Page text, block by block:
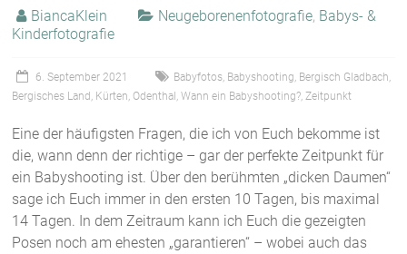
BiancaKlein Neugeborenenfotografie, Babys- &
Kinderfotografie
6. September 2021 Babyfotos, Babyshooting, Bergisch Gladbach,
Bergisches Land, Kürten, Odenthal,Wann ein Babyshooting?,Zeitpunkt
Eine der häufigsten Fragen, die ich von Euch bekomme ist
die, wann denn der richtige – gar der perfekte Zeitpunkt für
ein Babyshooting ist. Über den berühmten „dicken Daumen“
sage ich Euch immer in den ersten 10 Tagen, bis maximal
14 Tagen. In dem Zeitraum kann ich Euch die gezeigten
Posen noch am ehesten „garantieren“ – wobei auch das